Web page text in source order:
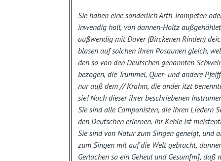
Sie haben eine sonderlich Arth Trompeten
inwendig holl, von dannen-Holtz
außwendig mit Daver (Birckenen Rinden)
blasen auf solchen ihren Posaunen gleich,
den so von den Deutschen genannten
bezogen, die Trummel, Quer- und andere
nur auß dem // Krahm, die ander itzt
sie! Nach dieser ihrer beschriebenen
Sie sind alle Componisten, die ihren Liedern
den Deutschen erlernen. Ihr Kehle ist
Sie sind von Naturzum Singen geneigt, und
zum Singen mit auf die Welt gebracht,
Gerlachen so ein Geheul und Gesum[m],